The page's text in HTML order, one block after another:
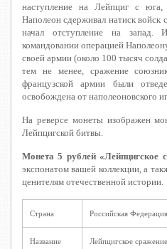
наступление на Лейпциг с
Наполеон сдерживал натиск войск
начал отступление на запад.
командовании операцией
своей армии (около 100 тысяч
тем не менее, сражение
французской армии были
освобождена от наполеоновского
На реверсе монеты изображен
Лейпцигской битвы.
Монета 5 рублей «Лейпцигское
экспонатом вашей коллекции, а
ценителям отечественной истории.
Страна Российская Федерация
Название
Лейпцигское сражение